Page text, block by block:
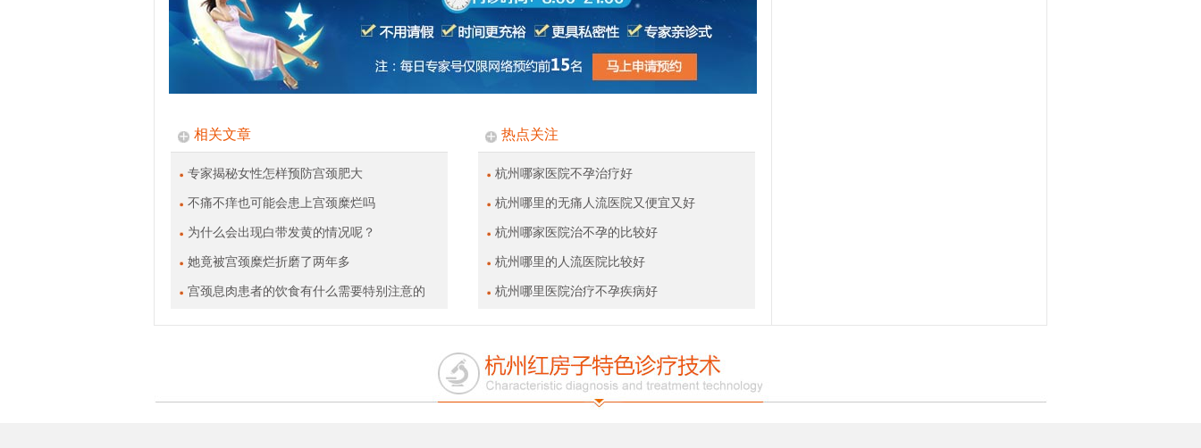
相关文章
专家揭秘女性怎样预防宫颈肥大
不痛不痒也可能会患上宫颈糜烂吗
为什么会出现白带发黄的情况呢？
她竟被宫颈糜烂折磨了两年多
宫颈息肉患者的饮食有什么需要特别注意的
热点关注
杭州哪家医院不孕治疗好
杭州哪里的无痛人流医院又便宜又好
杭州哪家医院治不孕的比较好
杭州哪里的人流医院比较好
杭州哪里医院治疗不孕疾病好